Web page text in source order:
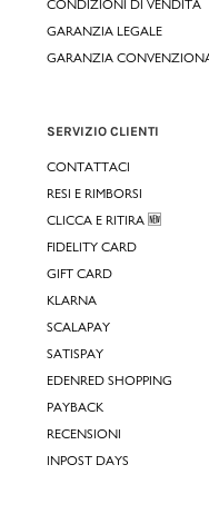
CONDIZIONI DI VENDITA
GARANZIA LEGALE
GARANZIA
SERVIZIO CLIENTI
CONTATTACI
RESI E RIMBORSI
CLICCA E RITIRA 🆕
FIDELITY CARD
GIFT CARD
KLARNA
SCALAPAY
SATISPAY
EDENRED SHOPPING
PAYBACK
RECENSIONI
INPOST DAYS